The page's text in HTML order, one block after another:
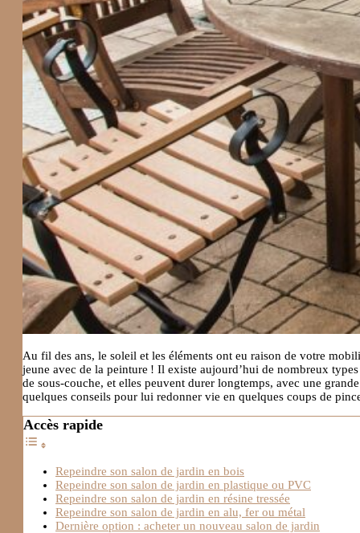
Au fil des ans, le soleil et les éléments ont eu raison de votre
jeune avec de la peinture ! Il existe aujourd’hui de nombreux
de sous-couche, et elles peuvent durer longtemps, avec une
quelques conseils pour lui redonner vie en quelques coups de
Accès rapide
Repeindre son salon de jardin en bois
Repeindre son salon de jardin en plastique ou PVC
Repeindre son salon de jardin en résine tressée
Repeindre son salon de jardin en alu, fer ou métal
Dernière option : acheter un nouveau salon de jardin